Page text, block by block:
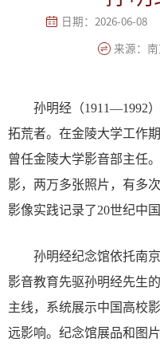
日期：2026-06-08
来源：
孙明经（1911—1992
拓荒者。在金陵大学工作
曾任金陵大学影音部主任
影，两万多张照片，有多
影像实践记录了20世纪中
孙明经纪念馆依托南
影音教育先驱孙明经先生
主线，系统展示中国高校
远影响。 纪念馆展品和图